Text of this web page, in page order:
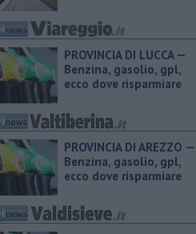
PROVINCIA DI LUCCA — ​
Benzina, gasolio, gpl,
ecco dove risparmiare
PROVINCIA DI AREZZO — ​
Benzina, gasolio, gpl,
ecco dove risparmiare